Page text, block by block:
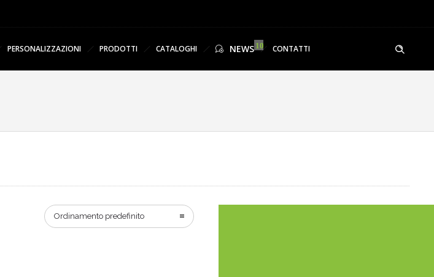
PERSONALIZZAZIONI PRODOTTI CATALOGHI NEWS CONTATTI
Ordinamento predefinito